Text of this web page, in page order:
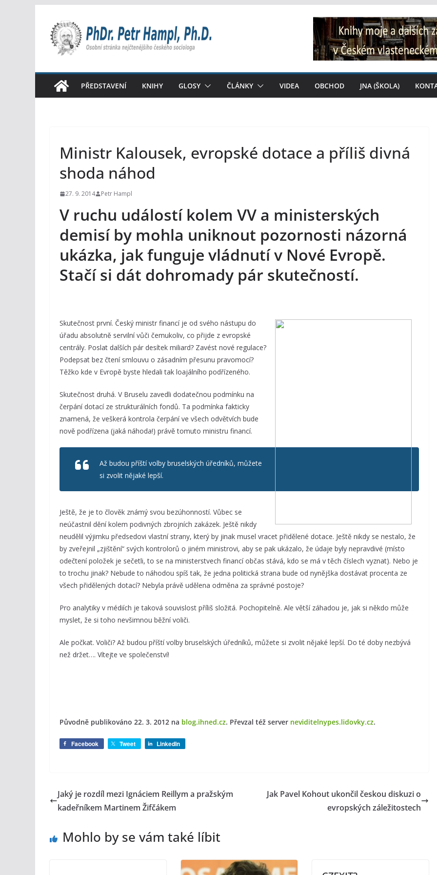
obsah
PŘEDSTAVENÍ KNIHY GLOSY ČLÁNKY VIDEA OBCHOD JNA (ŠKOLA)
Ministr Kalousek, evropské dotace a příliš divná
shoda náhod
27. 9. 2014 Petr Hampl
V ruchu událostí kolem VV a ministerských
demisí by mohla uniknout pozornosti názorná
ukázka, jak funguje vládnutí v Nové Evropě.
Stačí si dát dohromady pár skutečností.
Skutečnost první. Český ministr financí je od svého nástupu do
úřadu absolutně servilní vůči čemukoliv, co přijde z evropské
centrály. Poslat dalších pár desítek miliard? Zavést nové regulace?
Podepsat bez čtení smlouvu o zásadním přesunu pravomocí?
Těžko kde v Evropě byste hledali tak loajálního podřízeného.
Skutečnost druhá. V Bruselu zavedli dodatečnou podmínku na
čerpání dotací ze strukturálních fondů. Ta podmínka fakticky
znamená, že veškerá kontrola čerpání ve všech odvětvích bude
nově podřízena (jaká náhoda!) právě tomuto ministru financí.
Až budou příští volby bruselských úředníků, můžete
si zvolit nějaké lepší.
Ještě, že je to člověk známý svou bezúhonností. Vůbec se
neúčastnil dění kolem podivných zbrojních zakázek. Ještě nikdy
neudělil výjimku předsedovi vlastní strany, který by jinak musel vracet přidělené dotace. Ještě nikdy se nestalo, že
by zveřejnil „zjištění“ svých kontrolorů o jiném ministrovi, aby se pak ukázalo, že údaje byly nepravdivé (místo
odečtení položek je sečetli, to se na ministerstvech financí občas stává, kdo se má v těch číslech vyznat). Nebo je
to trochu jinak? Nebude to náhodou spíš tak, že jedna politická strana bude od nynějška dostávat procenta ze
všech přidělených dotací? Nebyla právě udělena odměna za správné postoje?
Pro analytiky v médiích je taková souvislost příliš složitá. Pochopitelně. Ale větší záhadou je, jak si někdo může
myslet, že si toho nevšimnou běžní voliči.
Ale počkat. Voliči? Až budou příští volby bruselských úředníků, můžete si zvolit nějaké lepší. Do té doby nezbývá
než držet…. Vítejte ve společenství!
Původně publikováno 22. 3. 2012 ​​ na blog.ihned.cz. Převzal též server neviditelnypes.lidovky.cz.
Facebook Tweet LinkedIn
Jaký je rozdíl mezi Ignáciem Reillym a pražským
kadeřníkem Martinem Žifčákem
Jak Pavel Kohout ukončil českou diskuzi o
evropských záležitostech
Mohlo by se vám také líbit